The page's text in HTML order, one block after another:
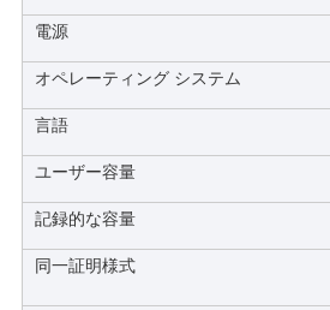
電源
オペレーティング システム
言語
ユーザー容量
記録的な容量
同一証明様式